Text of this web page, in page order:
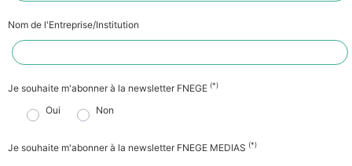
Nom de l'Entreprise/Institution
Je souhaite m'abonner à la newsletter FNEGE (*)
Oui Non
Je souhaite m'abonner à la newsletter FNEGE MEDIAS (*)